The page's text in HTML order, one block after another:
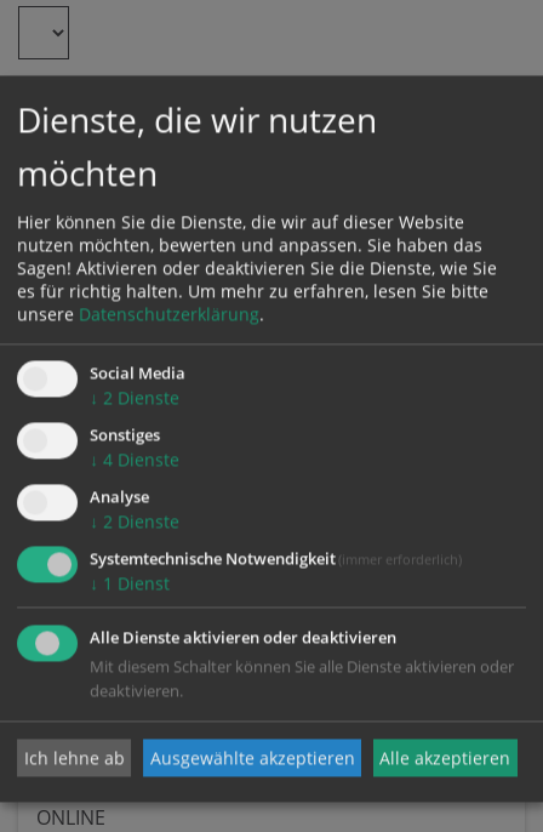
Hier finden Sie die
Leitung
ReferentIn:Michaela Stauder
14.10.
Zeit:
BEGINN14. Okt. 2026,
ONLINE
Dienste, die wir nutzen
möchten
Hier können Sie die Dienste, die wir auf dieser Website
nutzen möchten, bewerten und anpassen. Sie haben das
Sagen! Aktivieren oder deaktivieren Sie die Dienste, wie Sie
es für richtig halten. Um mehr zu erfahren, lesen Sie bitte
unsere Datenschutzerklärung.
Social Media
↓ 2 Dienste
Sonstiges
↓ 4 Dienste
Analyse
↓ 2 Dienste
Systemtechnische Notwendigkeit (immer erforderlich)
↓ 1 Dienst
Alle Dienste aktivieren oder deaktivieren
Mit diesem Schalter können Sie alle Dienste aktivieren oder
deaktivieren.
Ich lehne ab Ausgewählte akzeptieren Alle akzeptieren